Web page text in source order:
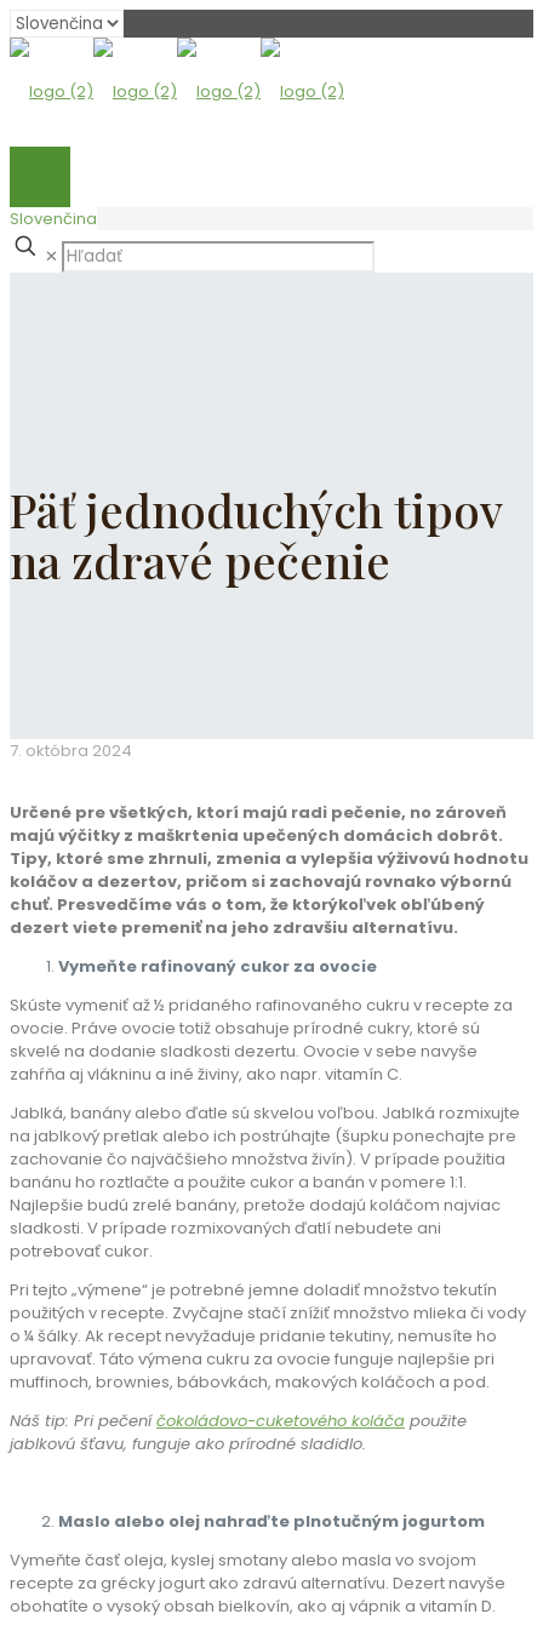
Vyberte
jazyk
Slovenčina
✕
Päť jednoduchých tipov
na zdravé pečenie
7. októbra 2024
Určené pre všetkých, ktorí majú radi pečenie, no zároveň
majú výčitky z maškrtenia upečených domácich dobrôt.
Tipy, ktoré sme zhrnuli, zmenia a vylepšia výživovú hodnotu
koláčov a dezertov, pričom si zachovajú rovnako výbornú
chuť. Presvedčíme vás o tom, že ktorýkoľvek obľúbený
dezert viete premeniť na jeho zdravšiu alternatívu.
Vymeňte rafinovaný cukor za ovocie
Skúste vymeniť až ½ pridaného rafinovaného cukru v recepte za
ovocie. Práve ovocie totiž obsahuje prírodné cukry, ktoré sú
skvelé na dodanie sladkosti dezertu. Ovocie v sebe navyše
zahŕňa aj vlákninu a iné živiny, ako napr. vitamín C.
Jablká, banány alebo ďatle sú skvelou voľbou. Jablká rozmixujte
na jablkový pretlak alebo ich postrúhajte (šupku ponechajte pre
zachovanie čo najväčšieho množstva živín). V prípade použitia
banánu ho roztlačte a použite cukor a banán v pomere 1:1.
Najlepšie budú zrelé banány, pretože dodajú koláčom najviac
sladkosti. V prípade rozmixovaných ďatlí nebudete ani
potrebovať cukor.
Pri tejto „výmene“ je potrebné jemne doladiť množstvo tekutín
použitých v recepte. Zvyčajne stačí znížiť množstvo mlieka či vody
o ¼ šálky. Ak recept nevyžaduje pridanie tekutiny, nemusíte ho
upravovať. Táto výmena cukru za ovocie funguje najlepšie pri
muffinoch, brownies, bábovkách, makových koláčoch a pod.
Náš tip: Pri pečeníčokoládovo-cuketového koláča použite
jablkovú šťavu, funguje ako prírodné sladidlo.
Maslo alebo olej nahraďte plnotučným jogurtom
Vymeňte časť oleja, kyslej smotany alebo masla vo svojom
recepte za grécky jogurt ako zdravú alternatívu. Dezert navyše
obohatíte o vysoký obsah bielkovín, ako aj vápnik a vitamín D.